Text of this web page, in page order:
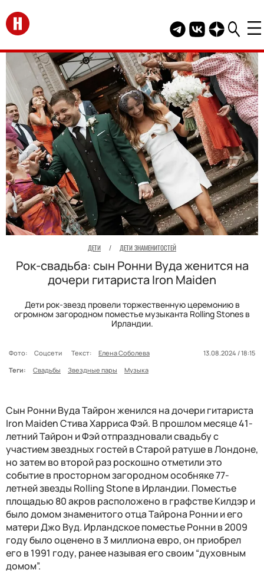
Перейти на главную
Telegram канал
Группа HELLO
Канал
ДЕТИ / ДЕТИ ЗНАМЕНИТОСТЕЙ
Рок-свадьба: сын Ронни Вуда женится на
дочери гитариста Iron Maiden
Дети рок-звезд провели торжественную церемонию в
огромном загородном поместье музыканта Rolling Stones в
Ирландии.
Фото: Соцсети Текст: Елена Соболева
13.08.2024 / 18:15
Теги:
Свадьбы Звездные пары Музыка
Сын Ронни Вуда Тайрон женился на дочери гитариста
Iron Maiden Стива Харриса Фэй. В прошлом месяце 41-
летний Тайрон и Фэй отпраздновали свадьбу с
участием звездных гостей в Старой ратуше в Лондоне,
но затем во второй раз роскошно отметили это
событие в просторном загородном особняке 77-
летней звезды Rolling Stone в Ирландии. Поместье
площадью 80 акров расположено в графстве Килдэр и
было домом знаменитого отца Тайрона Ронни и его
матери Джо Вуд. Ирландское поместье Ронни в 2009
году было оценено в 3 миллиона евро, он приобрел
его в 1991 году, ранее называя его своим “духовным
домом”.